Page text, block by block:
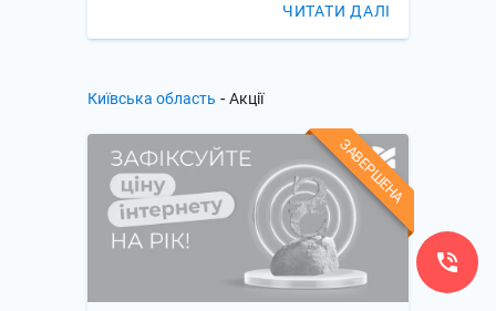
ЧИТАТИ ДАЛІ
Київська область - Акції
ЗАВЕРШЕНА